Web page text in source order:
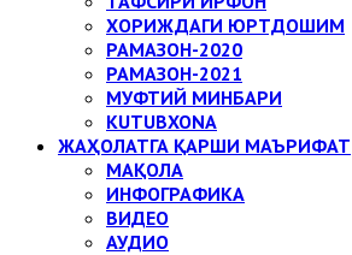
ХОРИЖДАГИ ЮРТДОШИМ
РАМАЗОН-2020
РАМАЗОН-2021
МУФТИЙ МИНБАРИ
KUTUBXONA
ЖАҲОЛАТГА ҚАРШИ МАЪРИФАТ
МАҚОЛА
ИНФОГРАФИКА
ВИДЕО
АУДИО